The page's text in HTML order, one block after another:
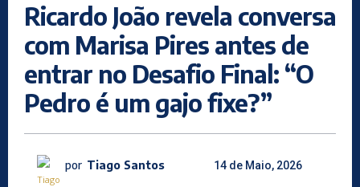
Ricardo João revela conversa
com Marisa Pires antes de
entrar no Desafio Final: “O
Pedro é um gajo fixe?”
por Tiago Santos 14 de Maio, 2026